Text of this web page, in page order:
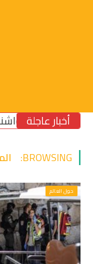
أخبار عاجلة
واشنطن..
BROWSING:
حول العالم